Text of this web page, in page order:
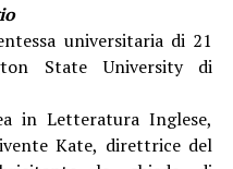
universitaria di 21
State University di
in Letteratura Inglese,
Kate, direttrice del